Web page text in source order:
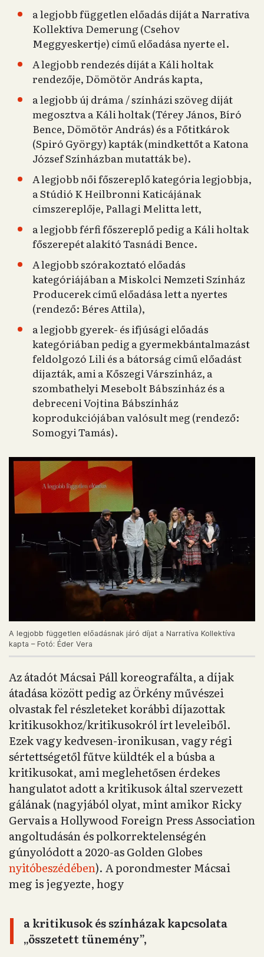
a legjobb független előadás díját a Narratíva
Kollektíva Demerung (Csehov
Meggyeskertje) című előadása nyerte el.
A legjobb rendezés díját a Káli holtak
rendezője, Dömötör András kapta,
a legjobb új dráma / színházi szöveg díját
megosztva a Káli holtak (Térey János, Bíró
Bence, Dömötör András) és a Főtitkárok
(Spiró György) kapták (mindkettőt a Katona
József Színházban mutatták be).
A legjobb női főszereplő kategória legjobbja,
a Stúdió K Heilbronni Katicájának
címszereplője, Pallagi Melitta lett,
a legjobb férfi főszereplő pedig a Káli holtak
főszerepét alakító Tasnádi Bence.
A legjobb szórakoztató előadás
kategóriájában a Miskolci Nemzeti Színház
Producerek című előadása lett a nyertes
(rendező: Béres Attila),
a legjobb gyerek- és ifjúsági előadás
kategóriában pedig a gyermekbántalmazást
feldolgozó Lili és a bátorság című előadást
díjazták, ami a Kőszegi Várszínház, a
szombathelyi Mesebolt Bábszínház és a
debreceni Vojtina Bábszínház
koprodukciójában valósult meg (rendező:
Somogyi Tamás).
A legjobb független előadásnak járó díjat a Narratíva Kollektíva
kapta – Fotó: Éder Vera
Az átadót Mácsai Páll koreografálta, a díjak
átadása között pedig az Örkény művészei
olvastak fel részleteket korábbi díjazottak
kritikusokhoz/kritikusokról írt leveleiből.
Ezek vagy kedvesen-ironikusan, vagy régi
sértettségetől fűtve küldték el a búsba a
kritikusokat, ami meglehetősen érdekes
hangulatot adott a kritikusok által szervezett
gálának (nagyjából olyat, mint amikor Ricky
Gervais a Hollywood Foreign Press Association
angoltudásán és polkorrektelenségén
gúnyolódott a 2020-as Golden Globes
nyitóbeszédében). A porondmester Mácsai
meg is jegyezte, hogy
a kritikusok és színházak kapcsolata
„összetett tünemény”,